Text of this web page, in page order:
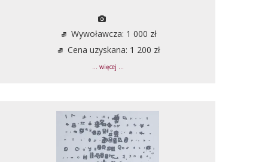
Wywoławcza: 1 000 zł
Cena uzyskana: 1 200 zł
... więcej ...